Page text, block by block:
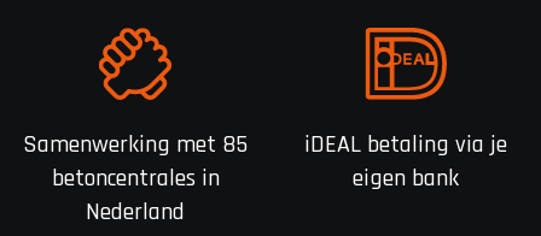
Samenwerking met 85
betoncentrales in
Nederland
iDEAL betaling via je
eigen bank